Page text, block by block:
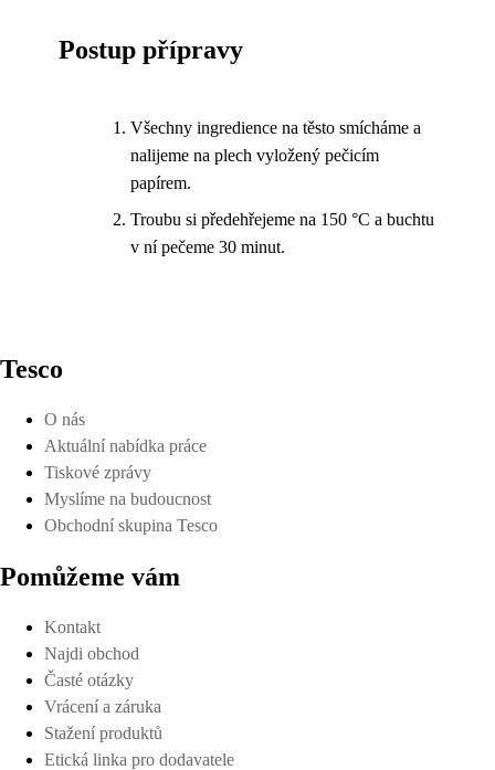
Postup přípravy
Všechny ingredience na těsto smícháme a
nalijeme na plech vyložený pečicím
papírem.
Troubu si předehřejeme na 150 °C a buchtu
v ní pečeme 30 minut.
Tesco
O nás
Aktuální nabídka práce
Tiskové zprávy
Myslíme na budoucnost
Obchodní skupina Tesco
Pomůžeme vám
Kontakt
Najdi obchod
Časté otázky
Vrácení a záruka
Stažení produktů
Etická linka pro dodavatele